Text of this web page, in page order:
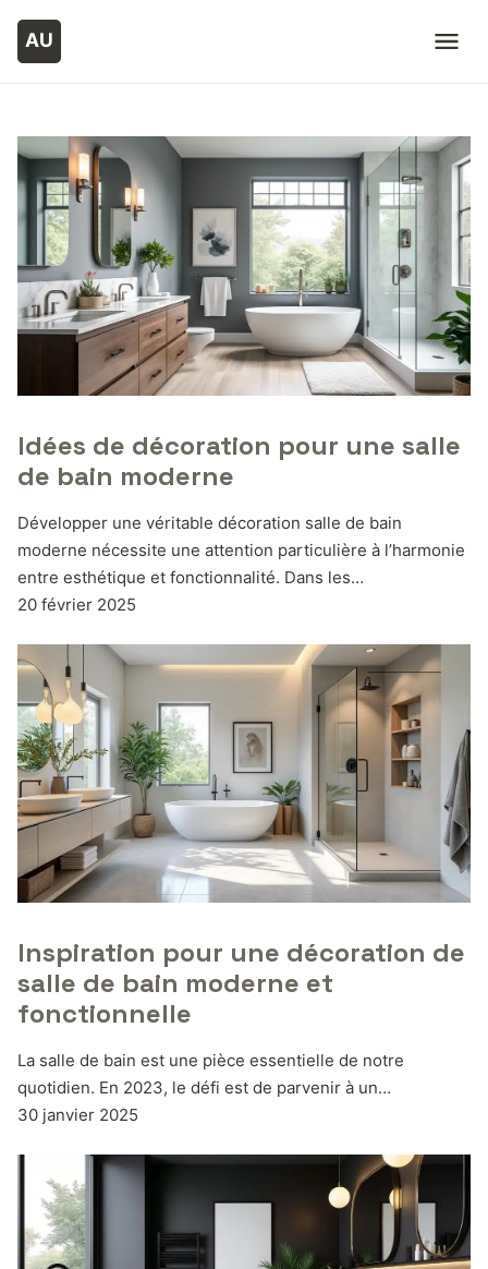
Idées de décoration pour une salle
de bain moderne
Développer une véritable décoration salle de bain
moderne nécessite une attention particulière à l’harmonie
entre esthétique et fonctionnalité. Dans les…
20 février 2025
Inspiration pour une décoration de
salle de bain moderne et
fonctionnelle
La salle de bain est une pièce essentielle de notre
quotidien. En 2023, le défi est de parvenir à un…
30 janvier 2025